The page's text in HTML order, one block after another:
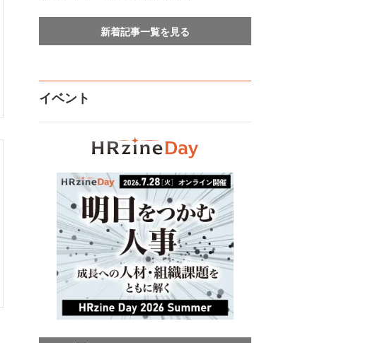
新着記事一覧を見る
イベント